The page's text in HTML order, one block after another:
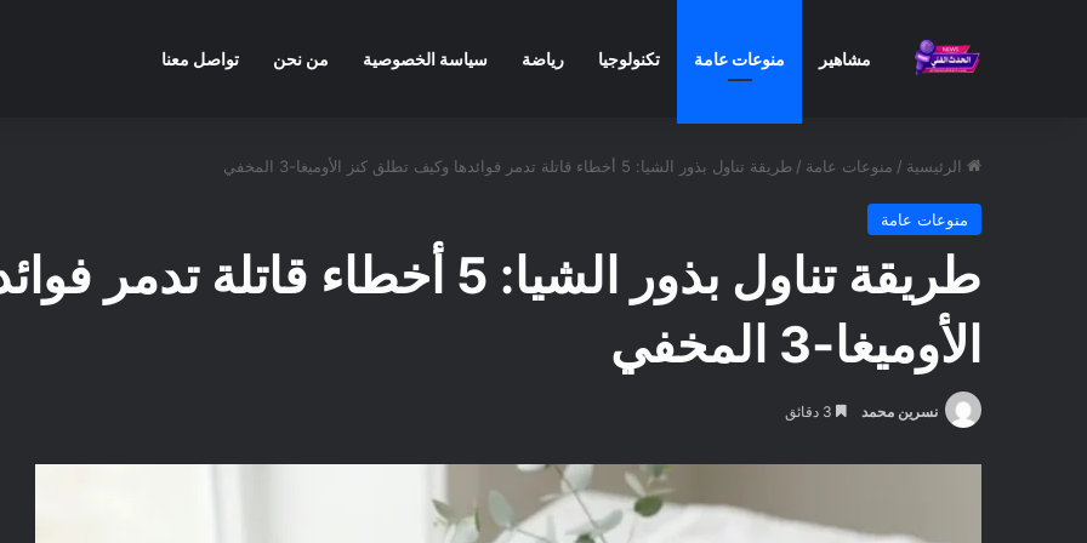
مشاهير منوعات عامة تكنولوجيا رياضة سياسة الخصوصية من نحن تواصل معنا
الرئيسية / منوعات عامة / طريقة تناول بذور الشيا: 5 أخطاء قاتلة تدمر فوائدها وكيف تطلق كنز الأوميغا-3 المخفي
منوعات عامة
طريقة تناول بذور الشيا: 5 أخطاء
الأوميغا-3 المخفي
نسرين محمد